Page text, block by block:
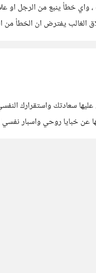
، واي خطأ ينبع من الرجل
يفترض ان الخطأ من
سعادتك واستقرارك
عن خبايا روحي واسبار